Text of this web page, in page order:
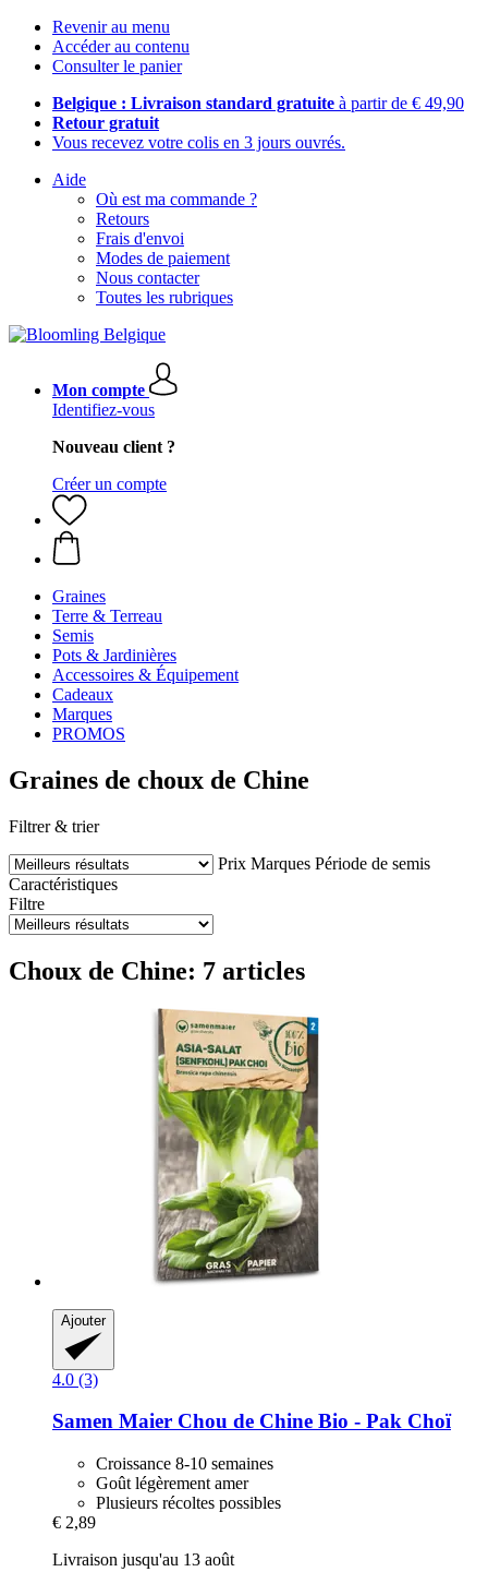
Revenir au menu
Accéder au contenu
Consulter le panier
Belgique : Livraison standard gratuite à partir de € 49,90
Retour gratuit
Vous recevez votre colis en 3 jours ouvrés.
Aide
Où est ma commande ?
Retours
Frais d'envoi
Modes de paiement
Nous contacter
Toutes les rubriques
Mon compte
Identifiez-vous
Nouveau client ?
Créer un compte
Graines
Terre & Terreau
Semis
Pots & Jardinières
Accessoires & Équipement
Cadeaux
Marques
PROMOS
Graines de choux de Chine
Filtrer & trier
Prix Marques Période de semis
Caractéristiques
Filtre
Choux de Chine: 7 articles
Ajouter
4.0 (3)
Samen Maier Chou de Chine Bio -​ Pak Choï
Croissance 8-10 semaines
Goût légèrement amer
Plusieurs récoltes possibles
€ 2,89
Livraison jusqu'au 13 août